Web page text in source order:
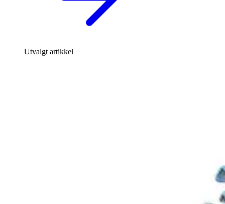
Utvalgt artikkel